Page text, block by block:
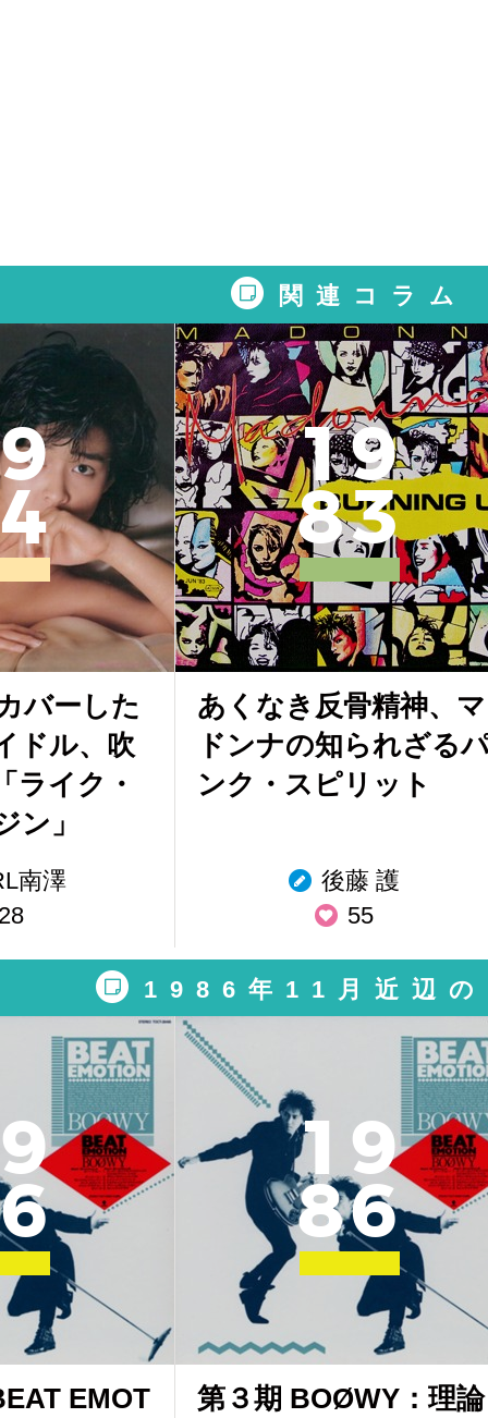
関連コラム
9
4
バーした
ドル、吹
ライク・
ン」
南澤
19
83
あくなき反骨精神、マ
ドンナの知られざる
ンク・スピリット
後藤 護
55
1986年11月近辺の
9
6
EMOT
1 9
86
第３期 BOØWY：理論